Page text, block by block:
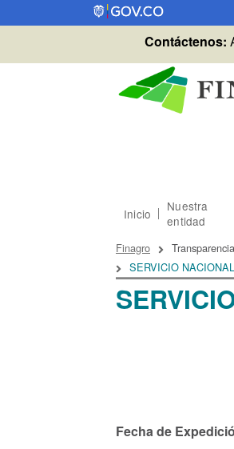
Pasar al contenido principal
Contáctenos:
Inicio
Nuestra
entidad
Finagro
SERVICIO
Fecha de